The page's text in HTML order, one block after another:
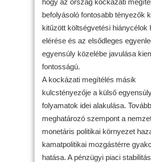
befolyásoló fontosabb tényezők
kitűzött költségvetési hiánycélok
elérése és az elsődleges
egyensúly közelébe javulása
fontosságú.
A kockázati megítélés másik
kulcstényezője a külső
folyamatok idei alakulása.
meghatározó szempont a
monetáris politikai környezet
kamatpolitikai mozgástérre
hatása. A pénzügyi piaci